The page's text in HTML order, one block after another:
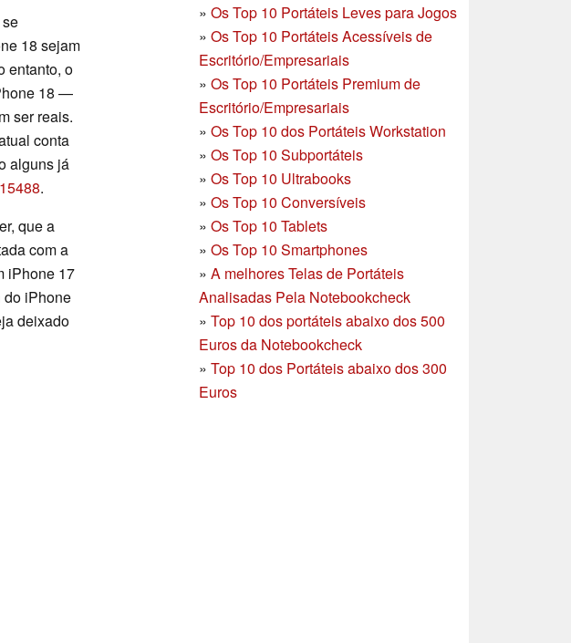
» Os Top 10 Portáteis Leves para Jogos
» Os Top 10 Portáteis Acessíveis de
Escritório/Empresariais
» Os Top 10 Portáteis Premium de
Escritório/Empresariais
» Os Top 10 dos Portáteis Workstation
» Os Top 10 Subportáteis
» Os Top 10 Ultrabooks
» Os Top 10 Conversíveis
» Os Top 10 Tablets
» Os Top 10 Smartphones
» A melhores Telas de Portáteis
Analisadas Pela Notebookcheck
» Top 10 dos portáteis abaixo dos 500
Euros da Notebookcheck
» Top 10 dos Portáteis abaixo dos 300
Euros
18 sejam
entanto, o
18 —
ser reais.
conta
alguns já
.
que a
com a
iPhone 17
do iPhone
deixado